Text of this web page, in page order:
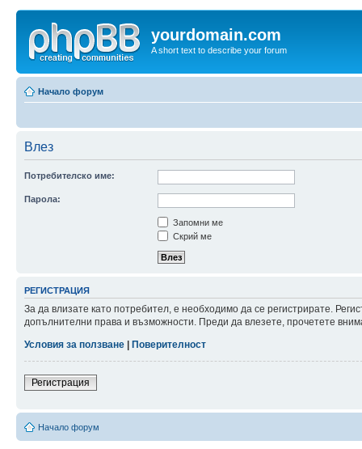
yourdomain.com
A short text to describe your forum
Начало форум
Влез
Потребителско име:
Парола:
Запомни ме
Скрий ме
РЕГИСТРАЦИЯ
За да влизате като потребител, е необходимо да се регистрирате.
допълнителни права и възможности. Преди да влезете, прочетете
Условия за ползване
Поверителност
Регистрация
Начало форум